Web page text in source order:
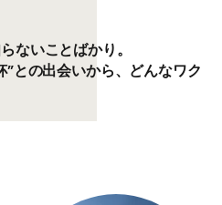
ないことばかり。
との出会いから、どんなワク